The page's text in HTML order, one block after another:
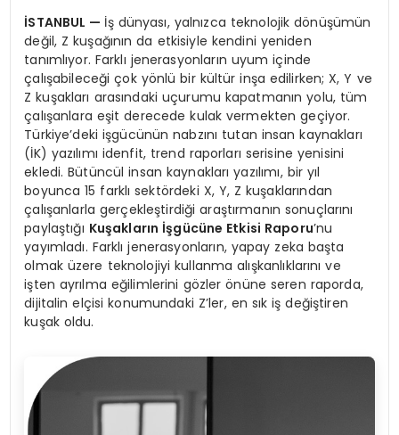
İSTANBUL — İş dünyası, yalnızca teknolojik dönüşümün
değil, Z kuşağının da etkisiyle kendini yeniden
tanımlıyor. Farklı jenerasyonların uyum içinde
çalışabileceği çok yönlü bir kültür inşa edilirken; X, Y ve
Z kuşakları arasındaki uçurumu kapatmanın yolu, tüm
çalışanlara eşit derecede kulak vermekten geçiyor.
Türkiye’deki işgücünün nabzını tutan insan kaynakları
(İK) yazılımı idenfit, trend raporları serisine yenisini
ekledi. Bütüncül insan kaynakları yazılımı, bir yıl
boyunca 15 farklı sektördeki X, Y, Z kuşaklarından
çalışanlarla gerçekleştirdiği araştırmanın sonuçlarını
paylaştığı Kuşakların İşgücüne Etkisi Raporu’nu
yayımladı. Farklı jenerasyonların, yapay zeka başta
olmak üzere teknolojiyi kullanma alışkanlıklarını ve
işten ayrılma eğilimlerini gözler önüne seren raporda,
dijitalin elçisi konumundaki Z’ler, en sık iş değiştiren
kuşak oldu.